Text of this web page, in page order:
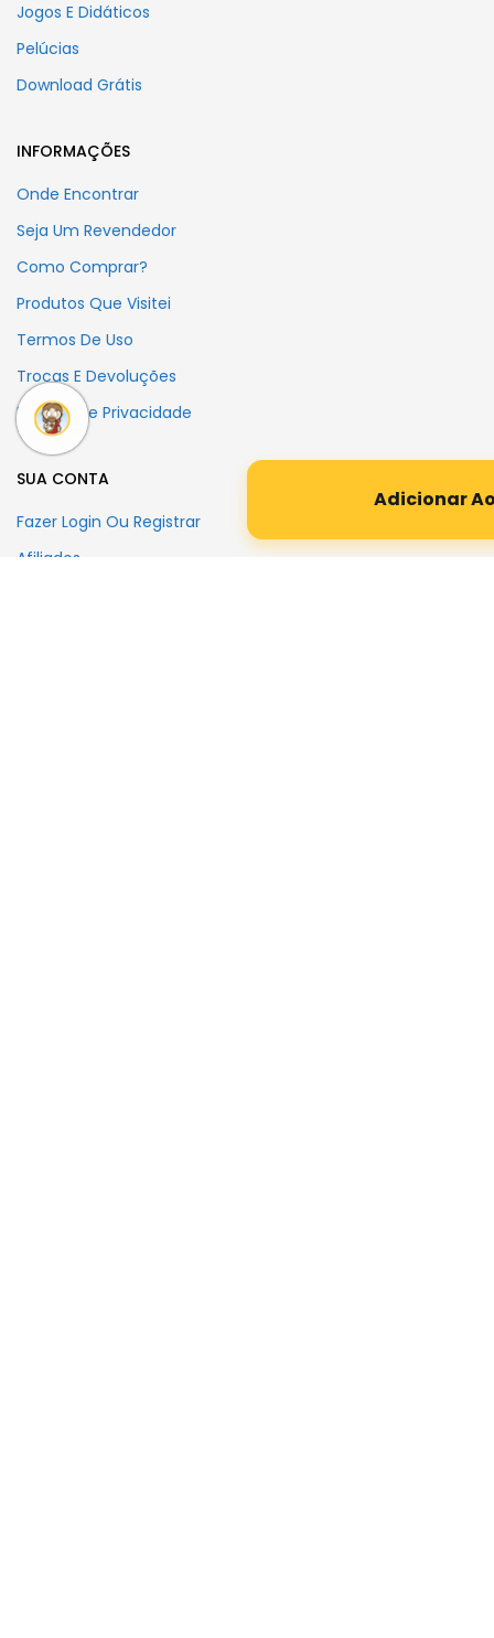
Adicionar
Jogos E Didáticos
Pelúcias
Download Grátis
INFORMAÇÕES
Onde Encontrar
Seja Um Revendedor
Como Comprar?
Produtos Que Visitei
Termos De Uso
Trocas E Devoluções
Política De Privacidade
SUA CONTA
Fazer Login Ou Registrar
Afiliados